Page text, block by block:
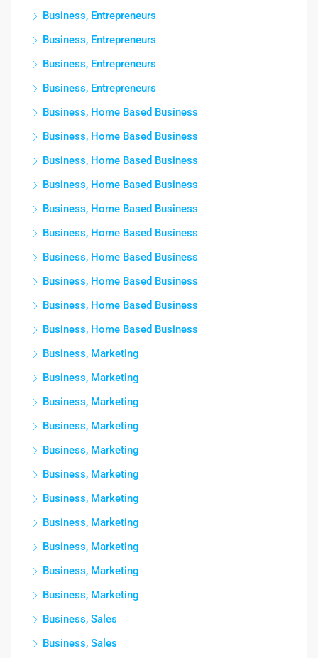
Business, Entrepreneurs
Business, Entrepreneurs
Business, Entrepreneurs
Business, Entrepreneurs
Business, Home Based Business
Business, Home Based Business
Business, Home Based Business
Business, Home Based Business
Business, Home Based Business
Business, Home Based Business
Business, Home Based Business
Business, Home Based Business
Business, Home Based Business
Business, Home Based Business
Business, Marketing
Business, Marketing
Business, Marketing
Business, Marketing
Business, Marketing
Business, Marketing
Business, Marketing
Business, Marketing
Business, Marketing
Business, Marketing
Business, Marketing
Business, Sales
Business, Sales